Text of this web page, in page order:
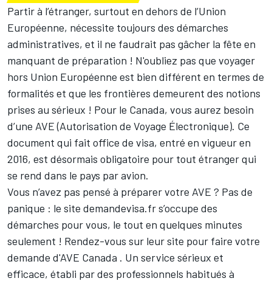
Partir à l’étranger, surtout en dehors de l’Union
Européenne, nécessite toujours des démarches
administratives, et il ne faudrait pas gâcher la fête en
manquant de préparation ! N'oubliez pas que voyager
hors Union Européenne est bien différent en termes de
formalités et que les frontières demeurent des notions
prises au sérieux ! Pour le Canada, vous aurez besoin
d’une AVE (Autorisation de Voyage Électronique). Ce
document qui fait office de visa, entré en vigueur en
2016, est désormais obligatoire pour tout étranger qui
se rend dans le pays par avion.
Vous n’avez pas pensé à préparer votre AVE ? Pas de
panique : le site demandevisa.fr s’occupe des
démarches pour vous, le tout en quelques minutes
seulement ! Rendez-vous sur leur site pour faire votre
demande d'AVE Canada . Un service sérieux et
efficace, établi par des professionnels habitués à